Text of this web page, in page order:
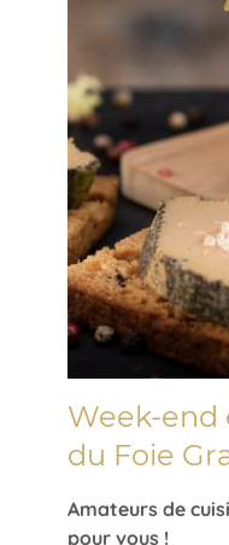
Week-end
du Foie
Amateurs de
pour vous !